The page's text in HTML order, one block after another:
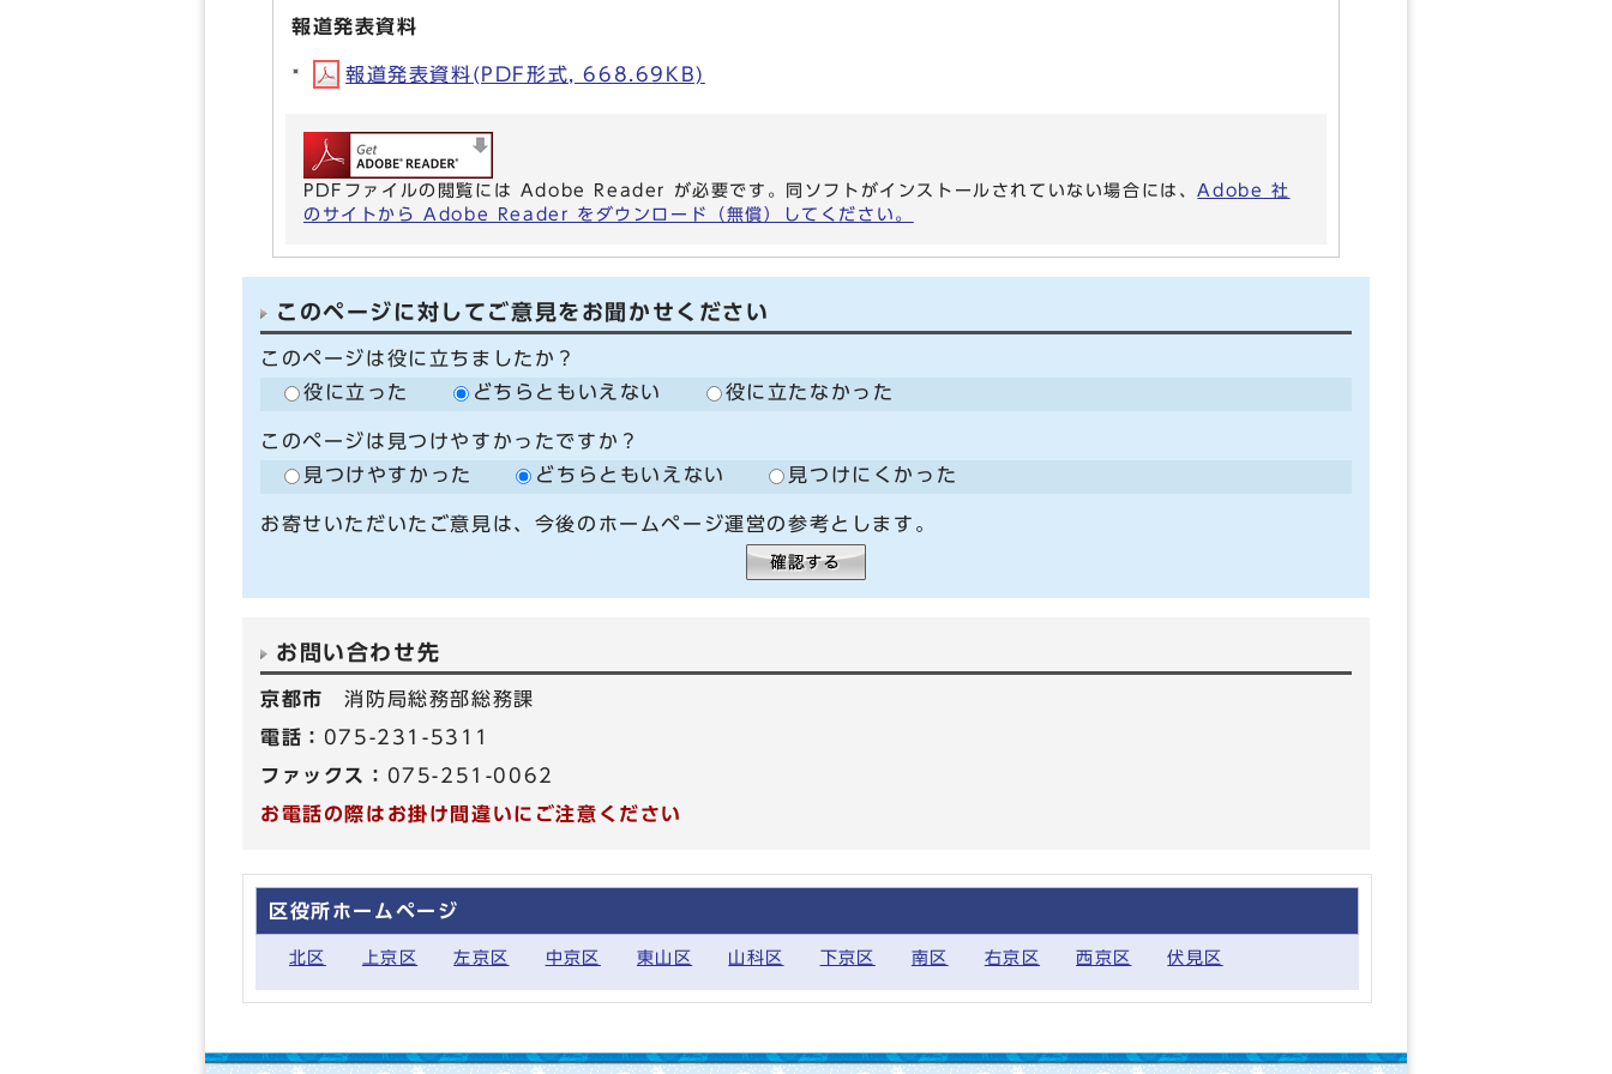
報道発表資料
報道発表資料(PDF形式, 668.69KB)
PDFファイルの閲覧には Adobe Reader が必要です。同ソフトがインストールされていない場合には、Adobe 社
のサイトから Adobe Reader をダウンロード（無償）してください。
このページに対してご意見をお聞かせください
このページは役に立ちましたか？
役に立った
どちらともいえない 役に立たなかった
このページは見つけやすかったですか？
見つけやすかった
どちらともいえない 見つけにくかった
お寄せいただいたご意見は、今後のホームページ運営の参考とします。
お問い合わせ先
京都市消防局総務部総務課
電話： 075-231-5311
ファックス： 075-251-0062
お電話の際はお掛け間違いにご注意ください
区役所ホームページ
北区 上京区 左京区 中京区 東山区 山科区 下京区 南区 右京区 西京区 伏見区